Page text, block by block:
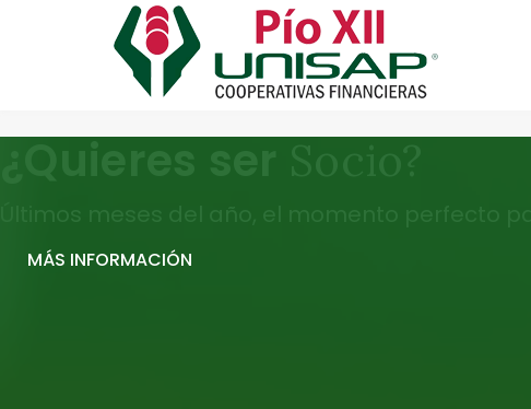
MÁS INFORMACIÓN